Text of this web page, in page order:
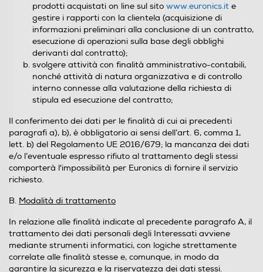
prodotti acquistati on line sul sito www.euronics.it e
gestire i rapporti con la clientela (acquisizione di
informazioni preliminari alla conclusione di un contratto,
esecuzione di operazioni sulla base degli obblighi
derivanti dal contratto);
svolgere attività con finalità amministrativo-contabili,
nonché attività di natura organizzativa e di controllo
interno connesse alla valutazione della richiesta di
stipula ed esecuzione del contratto;
Il conferimento dei dati per le finalità di cui ai precedenti
paragrafi a), b), è obbligatorio ai sensi dell’art. 6, comma 1,
lett. b) del Regolamento UE 2016/679; la mancanza dei dati
e/o l’eventuale espresso rifiuto al trattamento degli stessi
comporterà l'impossibilità per Euronics di fornire il servizio
richiesto.
B. Modalità di trattamento
In relazione alle finalità indicate al precedente paragrafo A, il
trattamento dei dati personali degli Interessati avviene
mediante strumenti informatici, con logiche strettamente
correlate alle finalità stesse e, comunque, in modo da
garantire la sicurezza e la riservatezza dei dati stessi.